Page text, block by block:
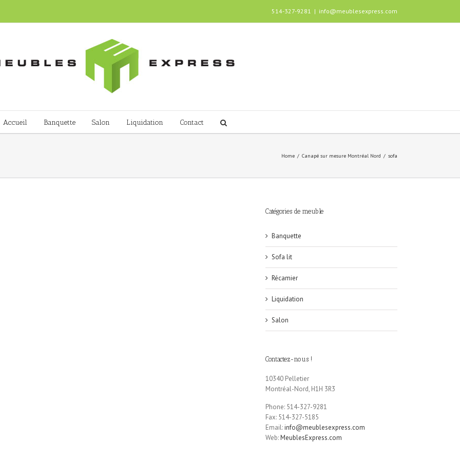
514-327-9281 | info@meublesexpress.com
Accueil Banquette Salon Liquidation Contact
Home / Canapé sur mesure Montréal Nord / sofa
Catégories de meuble
Banquette
Sofa lit
Récamier
Liquidation
Salon
Contactez-nous !
10340 Pelletier
Montréal-Nord, H1H 3R3
Phone: 514-327-9281
Fax: 514-327-5185
Email:info@meublesexpress.com
Web:MeublesExpress.com